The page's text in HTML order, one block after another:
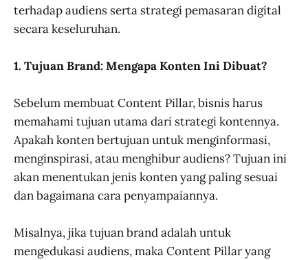
terhadap audiens serta strategi pemasaran digital
secara keseluruhan.
1. Tujuan Brand: Mengapa Konten Ini Dibuat?
Sebelum membuat Content Pillar, bisnis harus
memahami tujuan utama dari strategi kontennya.
Apakah konten bertujuan untuk menginformasi,
menginspirasi, atau menghibur audiens? Tujuan ini
akan menentukan jenis konten yang paling sesuai
dan bagaimana cara penyampaiannya.
Misalnya, jika tujuan brand adalah untuk
mengedukasi audiens, maka Content Pillar yang